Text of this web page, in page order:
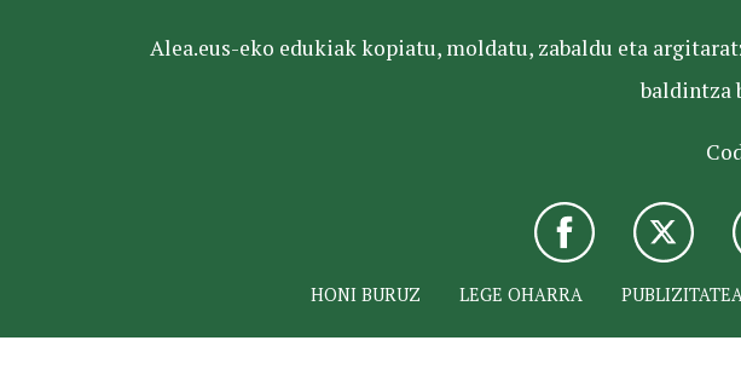
Alea.eus-eko edukiak kopiatu, moldatu, zabaldu eta
baldintza
HONI BURUZ LEGE OHARRA